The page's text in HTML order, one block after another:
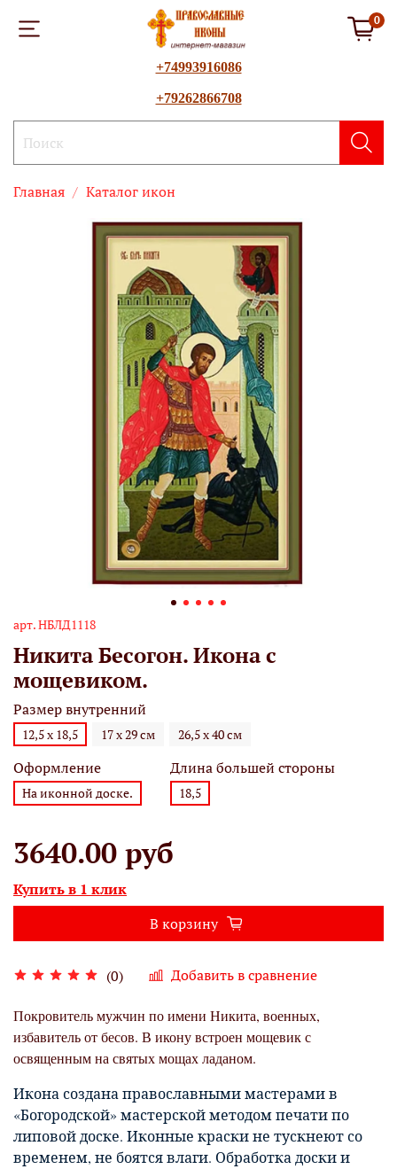
0
+74993916086
+79262866708
Главная Каталог икон
арт.НБЛД1118
Никита Бесогон. Икона с
мощевиком.
(0) Добавить в сравнение
Размер внутренний
12,5 х 18,5 17 х 29 см 26,5 х 40 см
Оформление
На иконной доске.
Длина большей стороны
18,5
3640.00 руб
Купить в 1 клик
В корзину
Покровитель мужчин по имени Никита, военных,
избавитель от бесов. В икону встроен мощевик с
освященным на святых мощах ладаном.
Икона создана православными мастерами в
«Богородской» мастерской методом печати по
липовой доске. Иконные краски не тускнеют со
временем, не боятся влаги. Обработка доски и